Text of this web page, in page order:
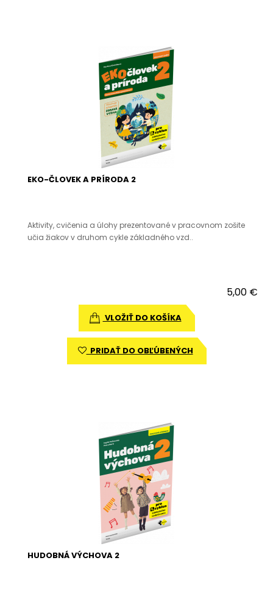
EKO-ČLOVEK A PRÍRODA 2
Aktivity, cvičenia a úlohy prezentované v pracovnom zošite
učia žiakov v druhom cykle základného vzd..
5,00 €
VLOŽIŤ DO KOŠÍKA
PRIDAŤ DO OBĽÚBENÝCH
HUDOBNÁ VÝCHOVA 2